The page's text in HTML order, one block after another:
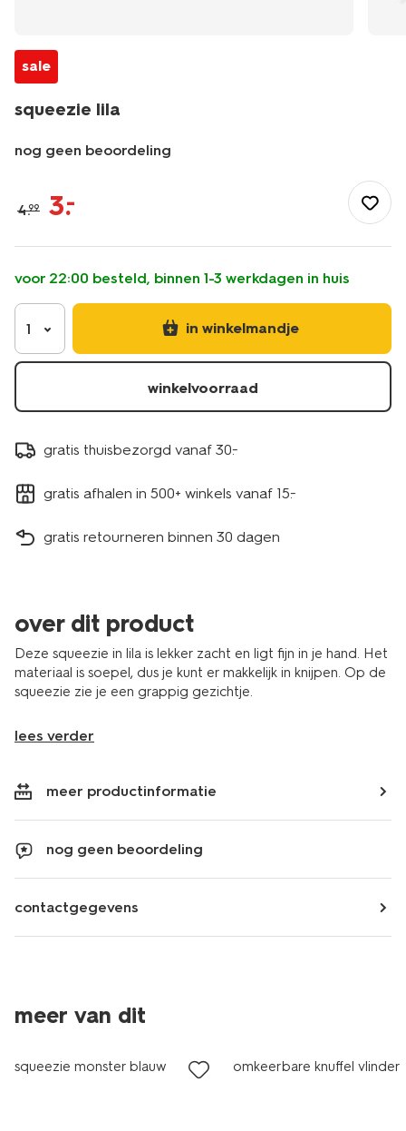
sale
squeezie lila
nog geen beoordeling
hobby/knuffels/squeezie-
lila-
4.99 3.–
voor 22:00 besteld, binnen 1-3 werkdagen in huis
1 in winkelmandje
winkelvoorraad
gratis thuisbezorgd vanaf 30.-
gratis afhalen in 500+ winkels vanaf 15.-
gratis retourneren binnen 30 dagen
over dit product
Deze squeezie in lila is lekker zacht en ligt fijn in je hand. Het
materiaal is soepel, dus je kunt er makkelijk in knijpen. Op de
squeezie zie je een grappig gezichtje.
lees verder
meer productinformatie
nog geen beoordeling
contactgegevens
meer van dit
sale
squeezie monster blauw omkeerbare knuffel